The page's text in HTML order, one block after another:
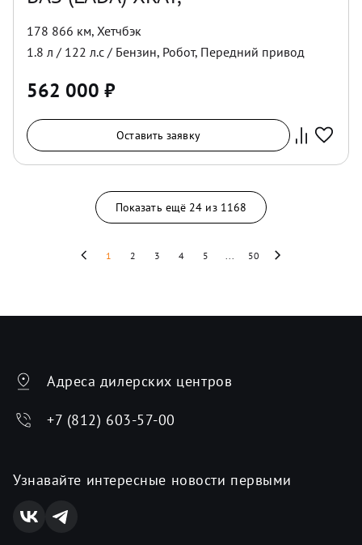
178 866 км, Хетчбэк
1.8 л / 122 л.с / Бензин, Робот, Передний привод
562 000 ₽
Оставить заявку
Показать ещё 24 из 1168
1 2 3 4 5 50
Адреса дилерских центров
+7 (812) 603-57-00
Узнавайте интересные новости первыми